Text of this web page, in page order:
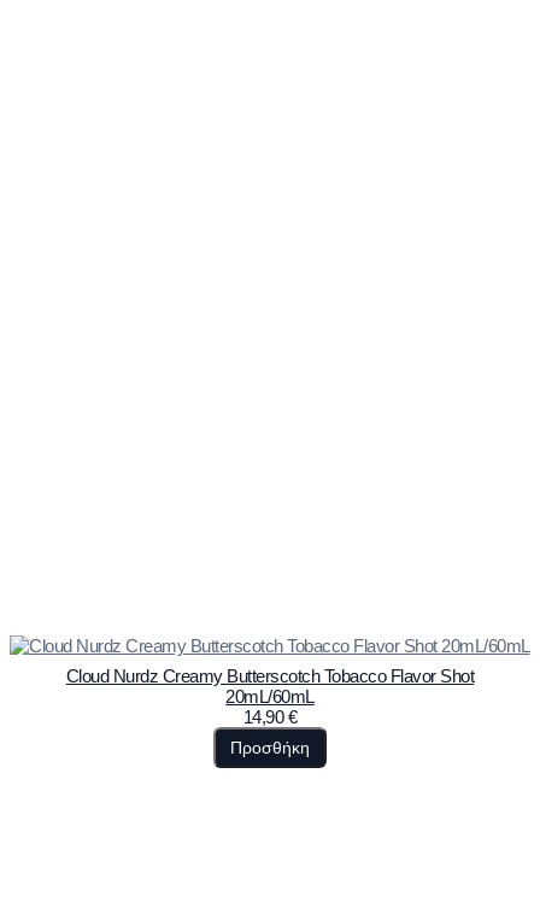
Cloud Nurdz Creamy Butterscotch Tobacco Flavor Shot
20mL/60mL
14,90€
Προσθήκη